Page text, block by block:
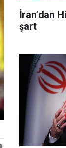
İran’dan
şart